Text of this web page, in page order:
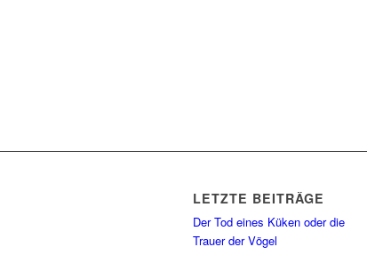
LETZTE BEITRÄGE
Der Tod eines Küken oder die
Trauer der Vögel